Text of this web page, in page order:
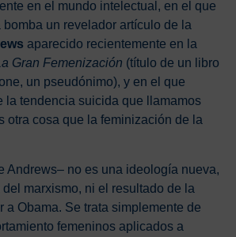
en el mundo intelectual, en el que
bomba un revelador artículo de la
aparecido recientemente en la
Gran Femenización (título de un libro
un pseudónimo), y en el que
la tendencia suicida que llamamos
otra cosa que la feminización de la
Andrews– no es una ideología nueva,
marxismo, ni el resultado de la
a Obama. Se trata simplemente de
femeninos aplicados a